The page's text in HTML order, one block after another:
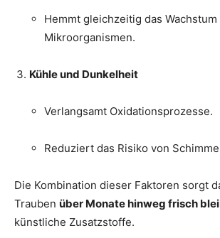
Hemmt gleichzeitig das
Mikroorganismen.
Kühle und Dunkelheit
Verlangsamt Oxidationsprozesse.
Reduziert das Risiko von
Die Kombination dieser Faktoren sorgt
Trauben über Monate hinweg frisch
künstliche Zusatzstoffe.